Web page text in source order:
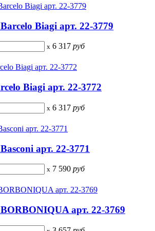
Biagi арт. 22-3779
x 6 317 руб
Biagi арт. 22-3772
x 6 317 руб
арт. 22-3771
x 7 590 руб
арт. 22-3769